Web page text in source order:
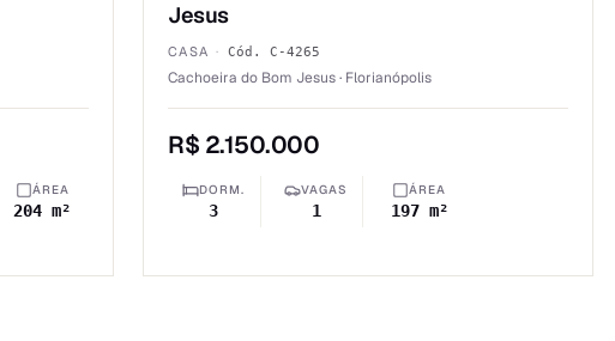
ÁREA
204 m²
Jesus
CASA · Cód. C-4265
Cachoeira do Bom Jesus · Florianópolis
R$ 2.150.000
DORM.
3
VAGAS
1
ÁREA
197 m²